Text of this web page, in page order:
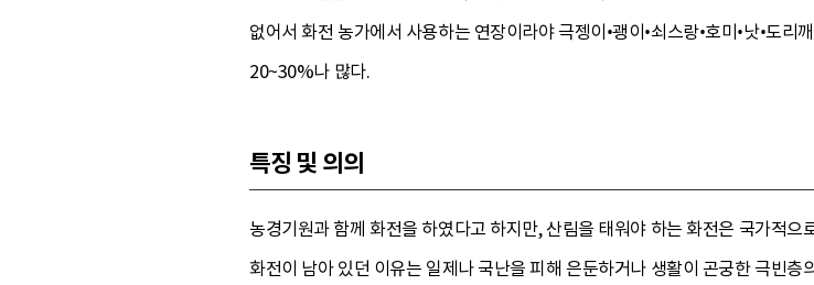
없어서 화전 농가에서 사용하는 연장이라야 극젱이•괭이•쇠스랑•호미•낫•도
20~30%나 많다.
특징 및 의의
농경기원과 함께 화전을 하였다고 하지만, 산림을 태워야 하는 화전은 국가적
화전이 남아 있던 이유는 일제나 국난을 피해 은둔하거나 생활이 곤궁한 극빈